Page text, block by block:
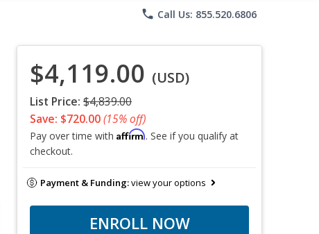
phone Call Us: 855.520.6806
$4,119.00 (USD)
List Price: $4,839.00
Save: $720.00(15% off)
Pay over time with Affirm. See if you qualify at
checkout.
Payment & Funding:view your options
ENROLL NOW